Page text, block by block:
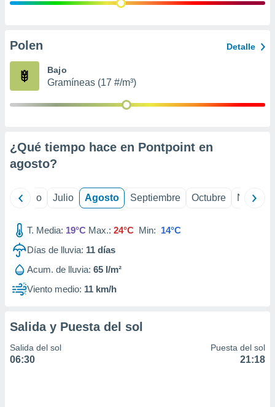
e
publicidad
Polen Detalle
Bajo
Gramíneas (17 #/m³)
¿Qué tiempo hace en Pontpoint en
agosto?
Junio Julio Agosto Septiembre Octubre
T. Media: 19°C Max.: 24°C Min: 14°C
Días de lluvia: 11 días
Acum. de lluvia: 65 l/m²
Viento medio: 11 km/h
Salida y Puesta del sol
Salida del sol
06:30
Puesta del sol
21:18